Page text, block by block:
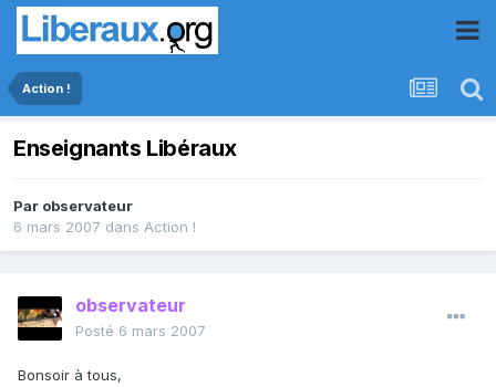
Action !
Enseignants Libéraux
Par observateur
6 mars 2007 dans Action !
observateur
Posté 6 mars 2007
Bonsoir à tous,